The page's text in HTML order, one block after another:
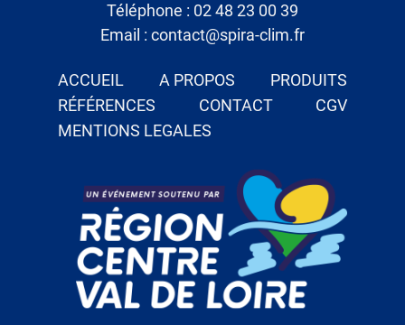
Téléphone : 02 48 23 00 39
Email : contact@spira-clim.fr
ACCUEIL A PROPOS
PRODUITS
RÉFÉRENCES
CONTACT
CGV
MENTIONS LEGALES